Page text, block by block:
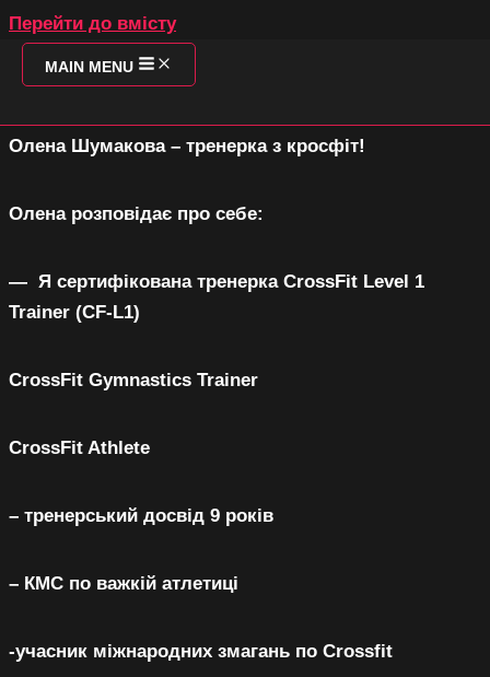
Перейти до вмісту
MAIN MENU
ШУМАКОВА ОЛЕНА
Олена Шумакова – тренерка з кросфіт!
Олена розповідає про себе:
— Я сертифікована тренерка CrossFit Level 1
Trainer (СF-L1)
CrossFit Gymnastics Trainer
CrossFit Athlete
– тренерський досвід 9 років
– КМС по важкій атлетиці
-учасник міжнародних змагань по Crossfit